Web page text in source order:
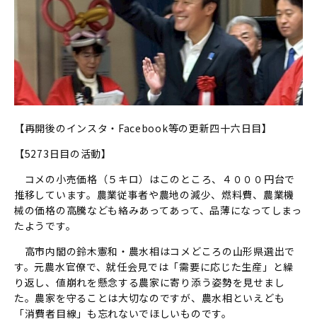
【再開後のインスタ・Facebook等の更新四十六日目】
【5273日目の活動】
コメの小売価格（５キロ）はこのところ、４０００円台で
推移しています。農業従事者や農地の減少、燃料費、農業機
械の価格の高騰なども絡みあってあって、品薄になってしまっ
たようです。
高市内閣の鈴木憲和・農水相はコメどころの山形県選出で
す。元農水官僚で、就任会見では「需要に応じた生産」と繰
り返し、値崩れを懸念する農家に寄り添う姿勢を見せまし
た。農家を守ることは大切なのですが、農水相といえども
「消費者目線」も忘れないでほしいものです。